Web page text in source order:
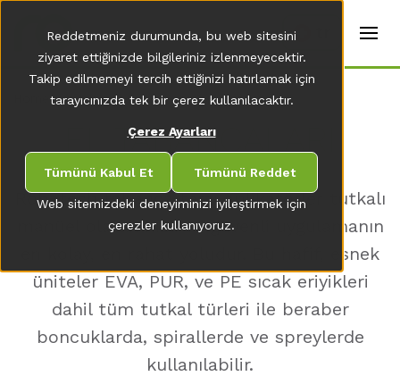
Web sitemizdeki deneyiminizi iyileştirmek için
çerezler kullanıyoruz.
Reddetmeniz durumunda, bu web sitesini
ziyaret ettiğinizde bilgileriniz izlenmeyecektir.
Takip edilmemeyi tercih ettiğinizi hatırlamak için
tarayıcınızda tek bir çerez kullanılacaktır.
Çerez Ayarları
Tümünü Kabul Et Tümünü Reddet
t
r
s
E
n
s
h
)
EL TABANCALARI
Robatech tabanca tarzı aplikatörler tutkalı
manüel olarak hızlı ve güvenli uygulamanın
en kolay, en rahat yoludur. Bu hafif, esnek
üniteler EVA, PUR, ve PE sıcak eriyikleri
dahil tüm tutkal türleri ile beraber
boncuklarda, spirallerde ve spreylerde
kullanılabilir.